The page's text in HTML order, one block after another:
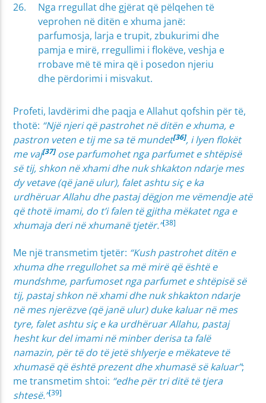
Nga rregullat dhe gjërat që pëlqehen të
veprohen në ditën e xhuma janë:
parfumosja, larja e trupit, zbukurimi dhe
pamja e mirë, rregullimi i flokëve, veshja e
rrobave më të mira që i posedon njeriu
dhe përdorimi i misvakut.
Profeti, lavdërimi dhe paqja e Allahut qofshin për të,
thotë: “Një njeri që pastrohet në ditën e xhuma, e
pastron veten e tij me sa të mundet[36], i lyen flokët
me vaj[37]ose parfumohet nga parfumet e shtëpisë
së tij, shkon në xhami dhe nuk shkakton ndarje mes
dy vetave (që janë ulur), falet ashtu siç e ka
urdhëruar Allahu dhe pastaj dëgjon me vëmendje atë
që thotë imami, do t’i falen të gjitha mëkatet nga e
xhumaja deri në xhumanë tjetër.”[38]
Me një transmetim tjetër: “Kush pastrohet ditën e
xhuma dhe rregullohet sa më mirë që është e
mundshme, parfumoset nga parfumet e shtëpisë së
tij, pastaj shkon në xhami dhe nuk shkakton ndarje
në mes njerëzve (që janë ulur) duke kaluar në mes
tyre, falet ashtu siç e ka urdhëruar Allahu, pastaj
hesht kur del imami në minber derisa ta falë
namazin, për të do të jetë shlyerje e mëkateve të
xhumasë që është prezent dhe xhumasë së kaluar”;
me transmetim shtoi: “edhe për tri ditë të tjera
shtesë.”[39]